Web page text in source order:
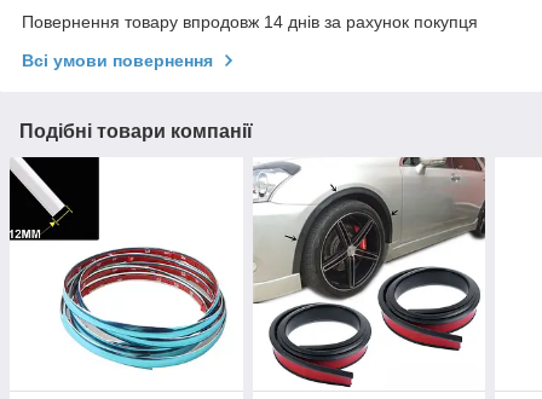
Повернення товару впродовж 14 днів за рахунок покупця
Всі умови повернення
Подібні товари компанії